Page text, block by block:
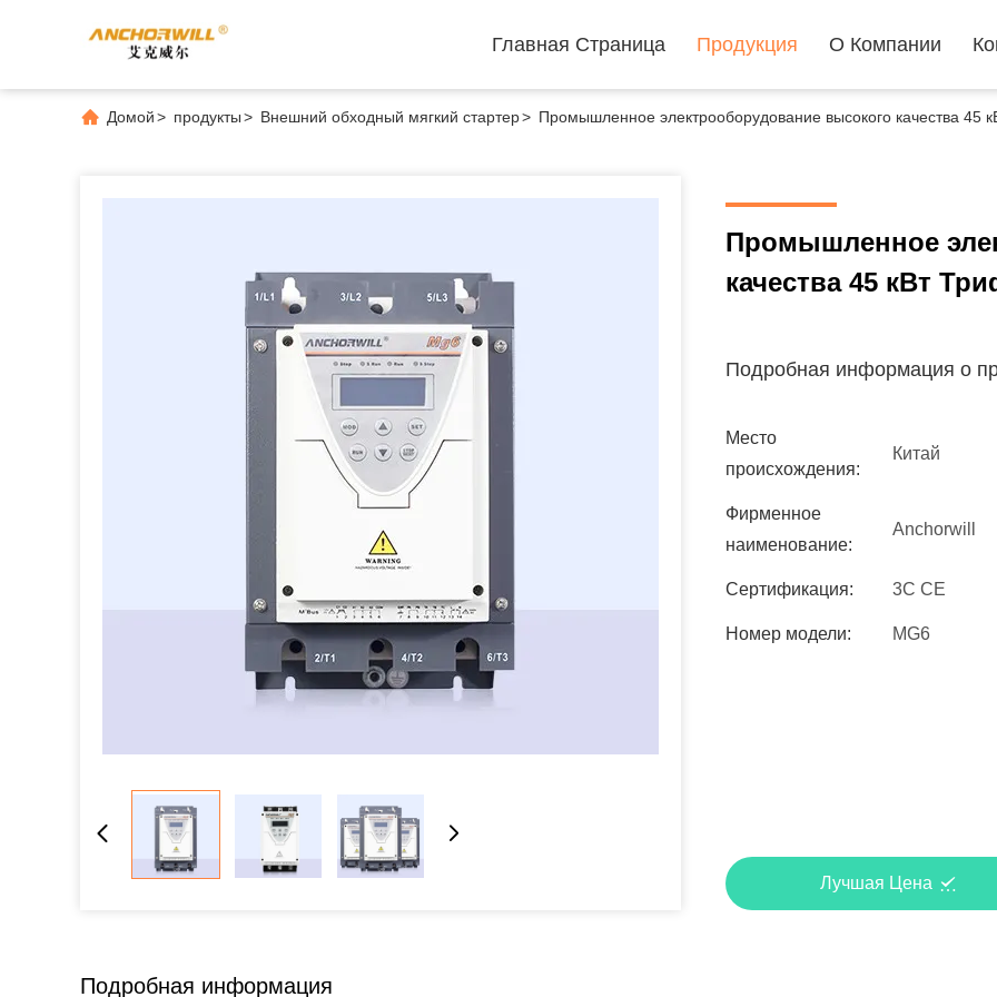
Главная Страница Продукция О Компании
Домой> продукты> Внешний обходный мягкий стартер> Промышленное электрооборудование высокого качества 45
Промышленное
качества 45 кВт
Подробная информация о
Место
происхождения:
Китай
Фирменное
наименование:
Anchorwill
Сертификация: 3C CE
Номер модели: MG6
Лучшая Цена
Подробная информация